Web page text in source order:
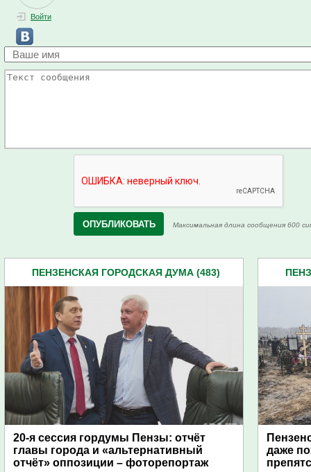
Войти
Максимальная длина сообщения 600
ПЕНЗЕНСКАЯ ГОРОДСКАЯ ДУМА (483)
20-я сессия гордумы Пензы: отчёт
главы города и «альтернативный
отчёт» оппозиции – фоторепортаж
даже